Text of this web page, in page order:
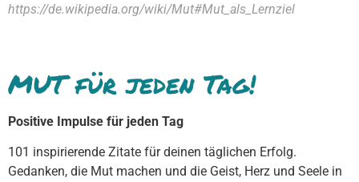
https://de.wikipedia.org/wiki/Mut#Mut_als_Lernziel
MUT für jeden Tag!
Positive Impulse für jeden Tag
101 inspirierende Zitate für deinen täglichen Erfolg.
Gedanken, die Mut machen und die Geist, Herz und Seele in